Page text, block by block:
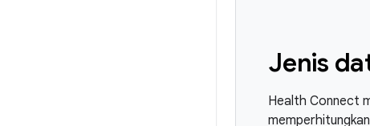
Jenis
Health Connect